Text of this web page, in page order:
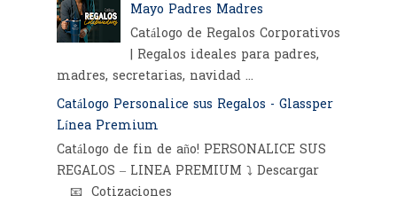
Mayo Padres Madres
Catálogo de Regalos Corporativos
| Regalos ideales para padres,
madres, secretarias, navidad ...
Catálogo Personalice sus Regalos - Glassper
Línea Premium
Catálogo de fin de año! PERSONALICE SUS
REGALOS – LINEA PREMIUM ⤵️ Descargar
📧 Cotizaciones